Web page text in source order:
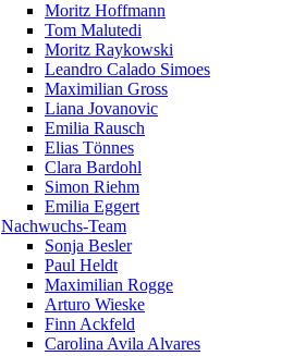
Moritz Hoffmann
Tom Malutedi
Moritz Raykowski
Leandro Calado Simoes
Maximilian Gross
Liana Jovanovic
Emilia Rausch
Elias Tönnes
Clara Bardohl
Simon Riehm
Emilia Eggert
Nachwuchs-Team
Sonja Besler
Paul Heldt
Maximilian Rogge
Arturo Wieske
Finn Ackfeld
Carolina Avila Alvares